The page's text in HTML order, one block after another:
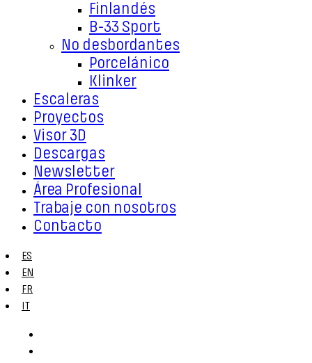
Finlandés
B-33 Sport
No desbordantes
Porcelánico
Klinker
Escaleras
Proyectos
Visor 3D
Descargas
Newsletter
Área Profesional
Trabaje con nosotros
Contacto
ES
EN
FR
IT